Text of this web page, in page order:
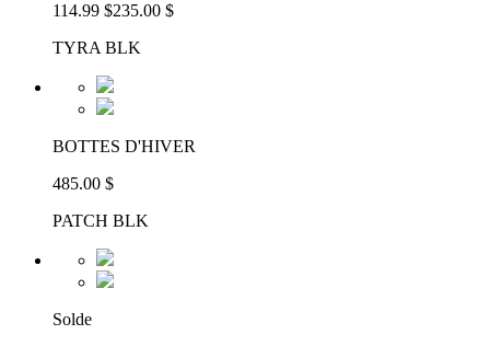
114.99 $235.00 $
TYRA BLK
BOTTES D'HIVER
485.00 $
PATCH BLK
Solde